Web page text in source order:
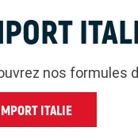
nos formules
ITALIE